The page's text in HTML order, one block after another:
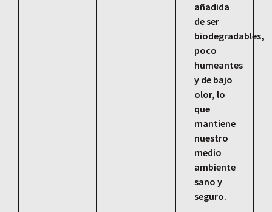
añadida
de ser
biodegradables,
poco
humeantes
y de bajo
olor, lo
que
mantiene
nuestro
medio
ambiente
sano y
seguro.